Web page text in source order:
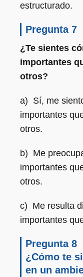
estructurado.
Pregunta 7
¿Te sientes
importantes
otros?
a) Sí, me
importantes
otros.
b) Me
importantes
otros.
c) Me resulta
importantes
Pregunta 8
¿Cómo te
en un